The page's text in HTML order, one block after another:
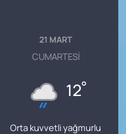
21 MART
CUMARTESI
12°
Orta kuvvetli yağmurlu